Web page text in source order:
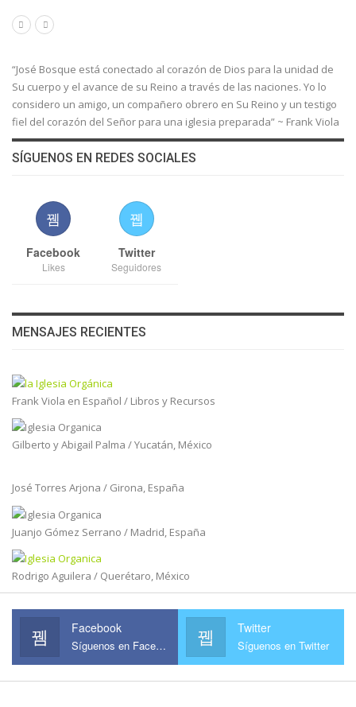
“José Bosque está conectado al corazón de Dios para la unidad de
Su cuerpo y el avance de su Reino a través de las naciones. Yo lo
considero un amigo, un compañero obrero en Su Reino y un testigo
fiel del corazón del Señor para una iglesia preparada” ~ Frank Viola
SÍGUENOS EN REDES SOCIALES
Facebook
Likes
Twitter
Seguidores
MENSAJES RECIENTES
Frank Viola en Español / Libros y Recursos
Gilberto y Abigail Palma / Yucatán, México
José Torres Arjona / Girona, España
Juanjo Gómez Serrano / Madrid, España
Rodrigo Aguilera / Querétaro, México
Facebook
Síguenos en Facebook
Twitter
Síguenos en Twitter